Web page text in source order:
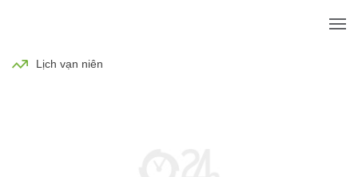
Lịch vạn niên